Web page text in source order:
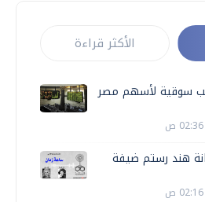
الأكثر قراءة
سوقية لأسهم مصر
هند رستم ضيفة